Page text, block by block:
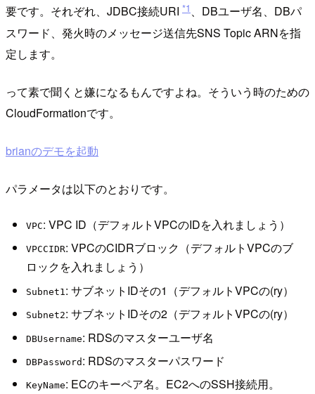
要です。それぞれ、JDBC接続URI *1 、DBユーザ名、DBパ
スワード、発火時のメッセージ送信先SNS Topic ARNを指
定します。
って素で聞くと嫌になるもんですよね。そういう時のための
CloudFormationです。
brianのデモを起動
パラメータは以下のとおりです。
VPC: VPC ID（デフォルトVPCのIDを入れましょう）
VPCCIDR: VPCのCIDRブロック（デフォルトVPCのブ
ロックを入れましょう）
Subnet1 : サブネットIDその1（デフォルトVPCの(ry）
Subnet2: サブネットIDその2（デフォルトVPCの(ry）
DBUsername: RDSのマスターユーザ名
DBPassword : RDSのマスターパスワード
KeyName: ECのキーペア名。EC2へのSSH接続用。